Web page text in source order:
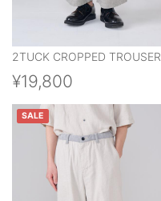
2TUCK CROPPED TROUSER
¥19,800
SALE